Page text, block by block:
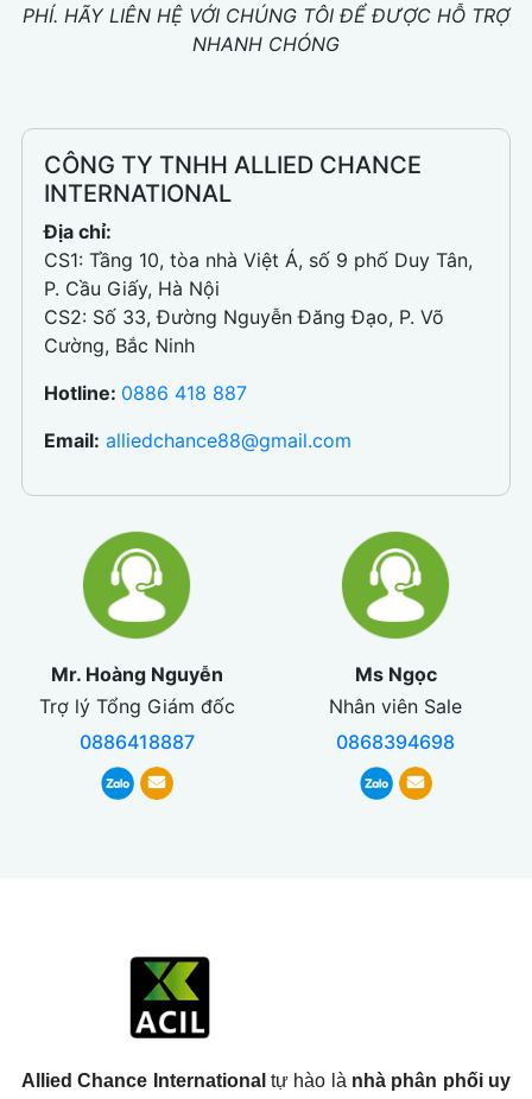
PHÍ. HÃY LIÊN HỆ VỚI CHÚNG TÔI ĐỂ ĐƯỢC HỖ TRỢ
NHANH CHÓNG
CÔNG TY TNHH ALLIED CHANCE
INTERNATIONAL
Địa chỉ:
CS1: Tầng 10, tòa nhà Việt Á, số 9 phố Duy Tân,
P. Cầu Giấy, Hà Nội
CS2: Số 33, Đường Nguyễn Đăng Đạo, P. Võ
Cường, Bắc Ninh
Hotline: 0886 418 887
Email: alliedchance88@gmail.com
Mr. Hoàng Nguyễn
Trợ lý Tổng Giám đốc
0886418887
Ms Ngọc
Nhân viên Sale
0868394698
Allied Chance International tự hào là nhà phân phối uy